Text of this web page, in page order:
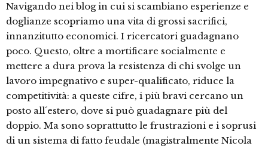
Navigando nei blog in cui si scambiano esperienze e
doglianze scopriamo una vita di grossi sacrifici,
innanzitutto economici. I ricercatori guadagnano
poco. Questo, oltre a mortificare socialmente e
mettere a dura prova la resistenza di chi svolge un
lavoro impegnativo e super-qualificato, riduce la
competitività: a queste cifre, i più bravi cercano un
posto all´estero, dove si può guadagnare più del
doppio. Ma sono soprattutto le frustrazioni e i soprusi
di un sistema di fatto feudale (magistralmente Nicola